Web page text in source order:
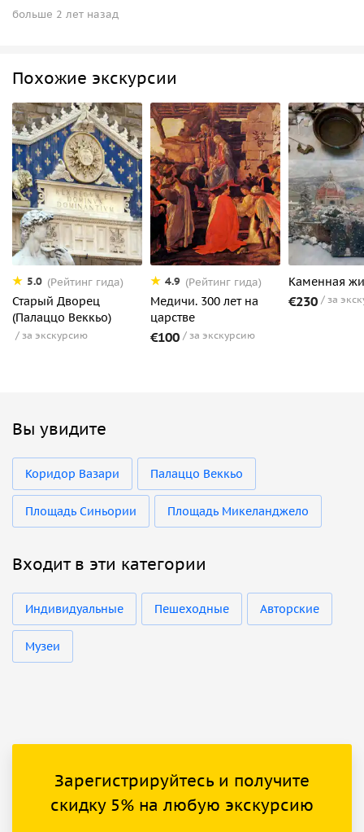
больше 2 лет назад
Похожие экскурсии
5.0 (Рейтинг гида)
Старый Дворец
(Палаццо Веккьо)
за экскурсию
4.9 (Рейтинг гида)
Медичи. 300 лет на
царстве
€100 за экскурсию
Каменная
€230 за
Вы увидите
Коридор Вазари Палаццо Веккьо
Площадь Синьории Площадь Микеланджело
Входит в эти категории
Индивидуальные Пешеходные Авторские
Музеи
Зарегистрируйтесь и получите
скидку 5% на любую экскурсию